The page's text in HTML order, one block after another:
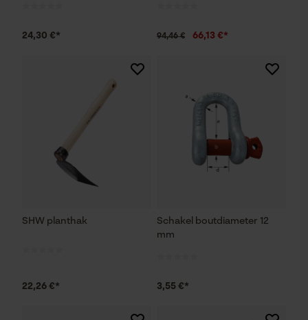
24,30 €* 94,46 € 66,13 €*
SHW planthak
22,26 €*
Schakel boutdiameter 12
mm
3,55 €*